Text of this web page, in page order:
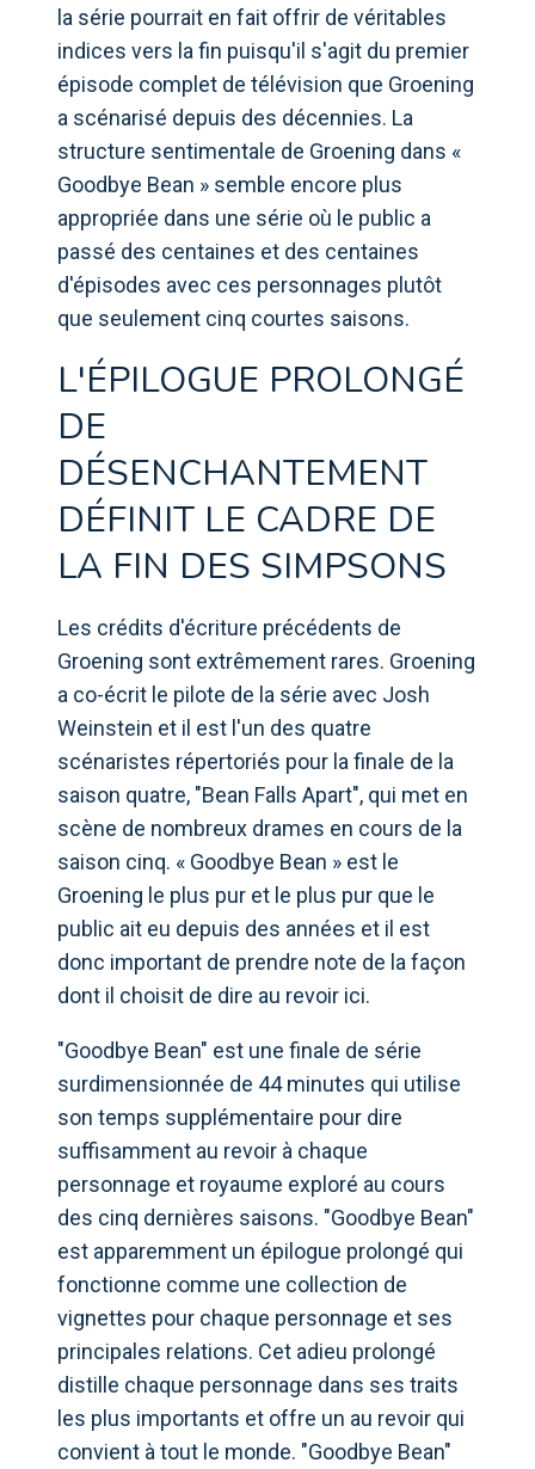
la série pourrait en fait offrir de véritables
indices vers la fin puisqu'il s'agit du premier
épisode complet de télévision que Groening
a scénarisé depuis des décennies. La
structure sentimentale de Groening dans «
Goodbye Bean » semble encore plus
appropriée dans une série où le public a
passé des centaines et des centaines
d'épisodes avec ces personnages plutôt
que seulement cinq courtes saisons.
L'ÉPILOGUE PROLONGÉ
DE
DÉSENCHANTEMENT
DÉFINIT LE CADRE DE
LA FIN DES SIMPSONS
Les crédits d'écriture précédents de
Groening sont extrêmement rares. Groening
a co-écrit le pilote de la série avec Josh
Weinstein et il est l'un des quatre
scénaristes répertoriés pour la finale de la
saison quatre, "Bean Falls Apart", qui met en
scène de nombreux drames en cours de la
saison cinq. « Goodbye Bean » est le
Groening le plus pur et le plus pur que le
public ait eu depuis des années et il est
donc important de prendre note de la façon
dont il choisit de dire au revoir ici.
"Goodbye Bean" est une finale de série
surdimensionnée de 44 minutes qui utilise
son temps supplémentaire pour dire
suffisamment au revoir à chaque
personnage et royaume exploré au cours
des cinq dernières saisons. "Goodbye Bean"
est apparemment un épilogue prolongé qui
fonctionne comme une collection de
vignettes pour chaque personnage et ses
principales relations. Cet adieu prolongé
distille chaque personnage dans ses traits
les plus importants et offre un au revoir qui
convient à tout le monde. "Goodbye Bean"